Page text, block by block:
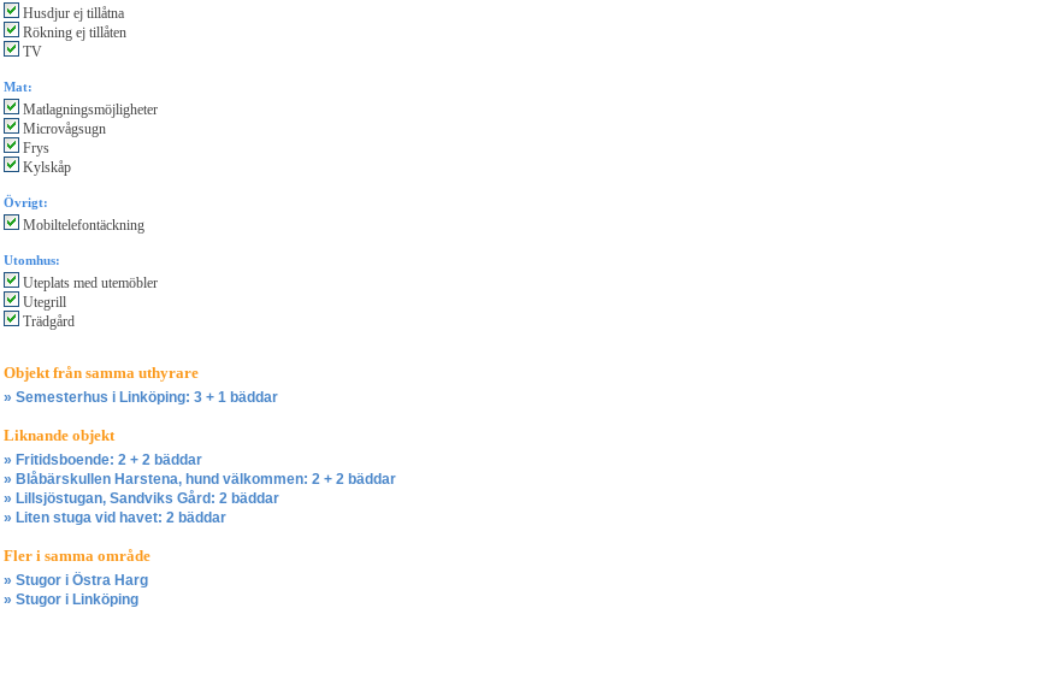
Husdjur ej tillåtna
Rökning ej tillåten
TV
Mat:
Matlagningsmöjligheter
Microvågsugn
Frys
Kylskåp
Övrigt:
Mobiltelefontäckning
Utomhus:
Uteplats med utemöbler
Utegrill
Trädgård
Objekt från samma uthyrare
» Semesterhus i Linköping: 3 + 1 bäddar
Liknande objekt
» Fritidsboende: 2 + 2 bäddar
» Blåbärskullen Harstena, hund välkommen: 2 + 2 bäddar
» Lillsjöstugan, Sandviks Gård: 2 bäddar
» Liten stuga vid havet: 2 bäddar
Fler i samma område
» Stugor i Östra Harg
» Stugor i Linköping